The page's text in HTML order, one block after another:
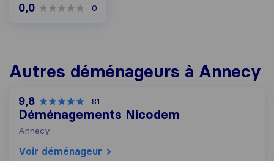
0,0 0
Autres déménageurs à Annecy
9,8 81
Déménagements Nicodem
Annecy
Voir déménageur